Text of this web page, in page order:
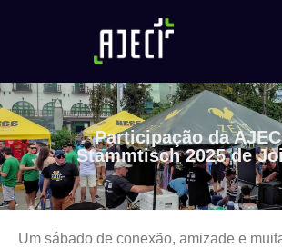
Participação da
Stammtisch 2025 de
Um sábado de conexão, amizade e